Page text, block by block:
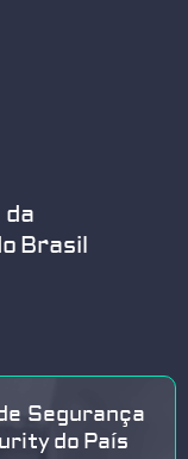
Brasil
Segurança
do País